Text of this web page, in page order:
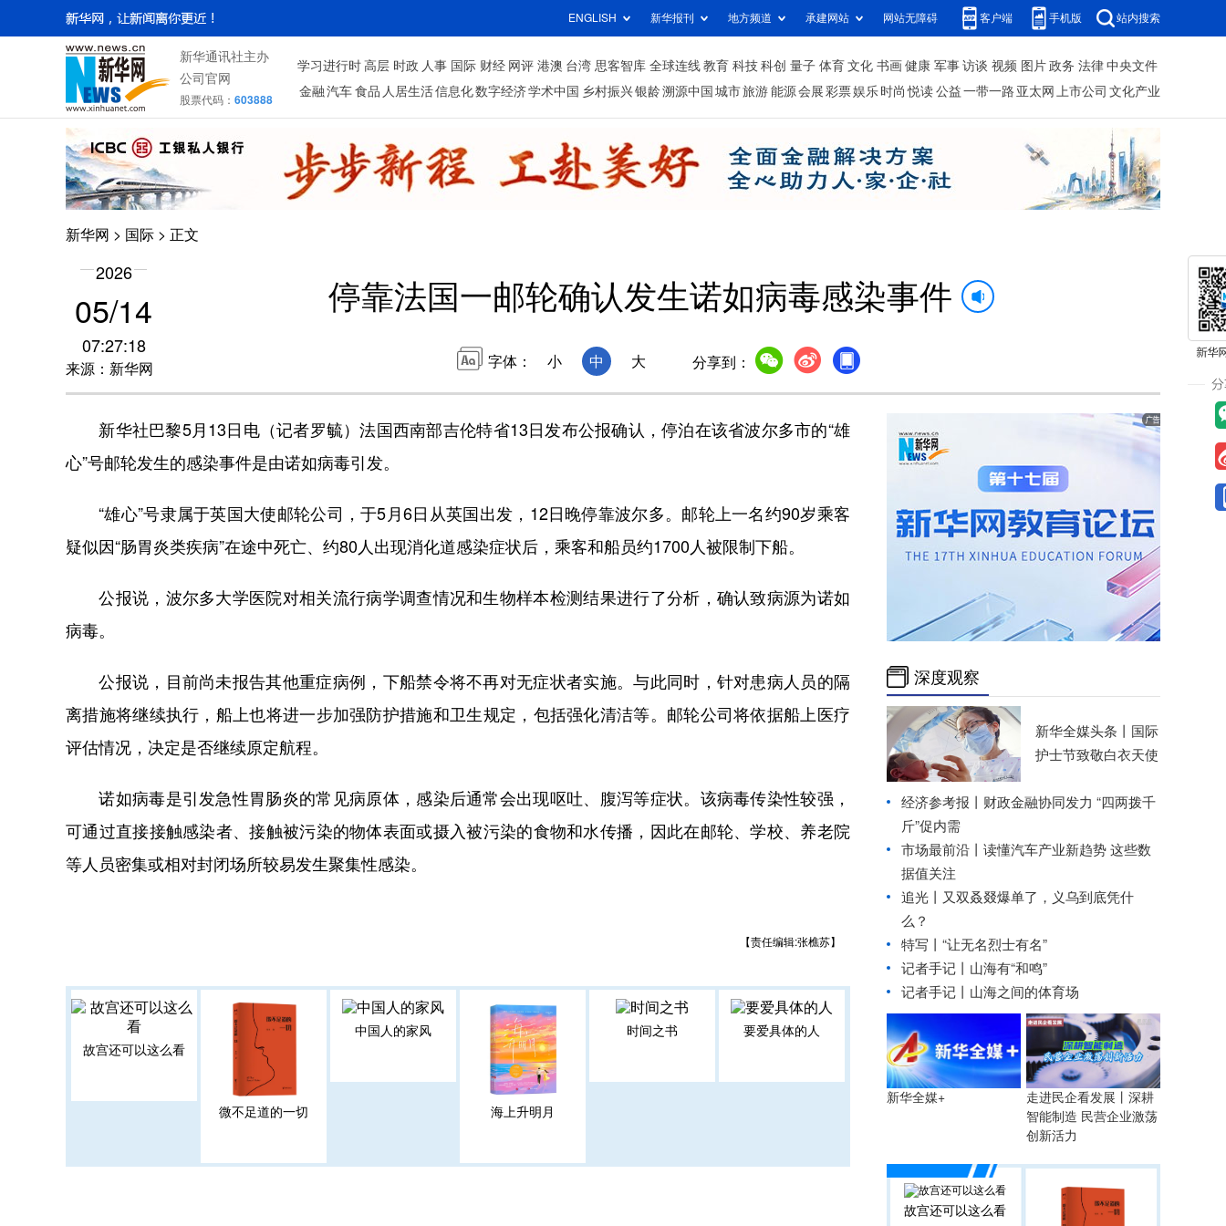
ENGLISH 新华报刊 地方频道 承建网站 网站无障碍 客户端 手机版 站内搜索
新华通讯社主办
公司官网
股票代码： 603888
学习进行时 高层 时政 人事 国际 财经 网评 港澳 台湾 思客智库 全球连线 教育 科技 科创 量子 体育 文化 书画 健康 军事 访谈 视频 图片 政务 法律 中央文件
金融 汽车 食品 人居生活信息化数字经济学术中国 乡村振兴银龄溯源中国 城市旅游 能源 会展 彩票娱乐 时尚 悦读 公益 一带一路 亚太网 上市公司 文化产业
新华网 > 国际 > 正文
2026
05/14
07:27:18
来源：新华网
停靠法国一邮轮确认发生诺如病毒感染事件
字体： 小 中 大 分享到：
新华社巴黎5月13日电（记者罗毓）法国西南部吉伦特省13日发布公报确认，停泊在该省波尔多市的“雄
心”号邮轮发生的感染事件是由诺如病毒引发。
“雄心”号隶属于英国大使邮轮公司，于5月6日从英国出发，12日晚停靠波尔多。邮轮上一名约90岁乘客
疑似因“肠胃炎类疾病”在途中死亡、约80人出现消化道感染症状后，乘客和船员约1700人被限制下船。
公报说，波尔多大学医院对相关流行病学调查情况和生物样本检测结果进行了分析，确认致病源为诺如
病毒。
公报说，目前尚未报告其他重症病例，下船禁令将不再对无症状者实施。与此同时，针对患病人员的隔
离措施将继续执行，船上也将进一步加强防护措施和卫生规定，包括强化清洁等。邮轮公司将依据船上医疗
评估情况，决定是否继续原定航程。
诺如病毒是引发急性胃肠炎的常见病原体，感染后通常会出现呕吐、腹泻等症状。该病毒传染性较强，
可通过直接接触感染者、接触被污染的物体表面或摄入被污染的食物和水传播，因此在邮轮、学校、养老院
等人员密集或相对封闭场所较易发生聚集性感染。
【责任编辑:张樵苏】
故宫还可以这么看
微不足道的一切
中国人的家风
海上升明月
时间之书 要爱具体的人
深度观察
新华全媒头条丨
国际
护士节致敬白衣天使
经济参考报丨 财政金融协同发力 “四两拨千
斤”促内需
市场最前沿丨读懂汽车产业新趋势 这些数
据值关注
追光丨
又双叒叕爆单了，义乌到底凭什
么？
特写丨“让无名烈士有名”
记者手记丨山海有“和鸣”
记者手记丨山海之间的体育场
新华全媒+
走进民企看发展丨深耕
智能制造 民营企业激荡
创新活力
故宫还可以这么看